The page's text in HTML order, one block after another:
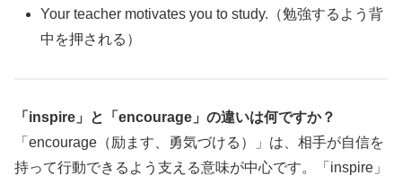
Your teacher motivates you to study.（勉強するよう背
中を押される）
「inspire」と「encourage」の違いは何ですか？
「encourage（励ます、勇気づける）」は、相手が自信を
持って行動できるよう支える意味が中心です。「inspire」